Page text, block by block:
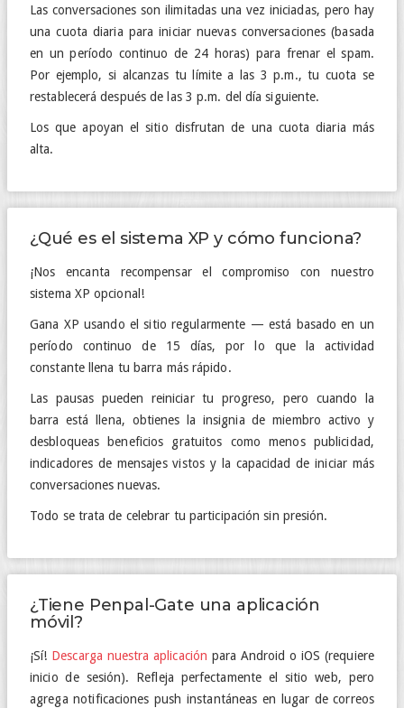
Las conversaciones son ilimitadas una vez iniciadas, pero hay
una cuota diaria para iniciar nuevas conversaciones (basada
en un período continuo de 24 horas) para frenar el spam.
Por ejemplo, si alcanzas tu límite a las 3 p.m., tu cuota se
restablecerá después de las 3 p.m. del día siguiente.
Los que apoyan el sitio disfrutan de una cuota diaria más
alta.
¿Qué es el sistema XP y cómo funciona?
¡Nos encanta recompensar el compromiso con nuestro
sistema XP opcional!
Gana XP usando el sitio regularmente — está basado en un
período continuo de 15 días, por lo que la actividad
constante llena tu barra más rápido.
Las pausas pueden reiniciar tu progreso, pero cuando la
barra está llena, obtienes la insignia de miembro activo y
desbloqueas beneficios gratuitos como menos publicidad,
indicadores de mensajes vistos y la capacidad de iniciar más
conversaciones nuevas.
Todo se trata de celebrar tu participación sin presión.
¿Tiene Penpal-Gate una aplicación
móvil?
¡Sí! Descarga nuestra aplicación para Android o iOS (requiere
inicio de sesión). Refleja perfectamente el sitio web, pero
agrega notificaciones push instantáneas en lugar de correos